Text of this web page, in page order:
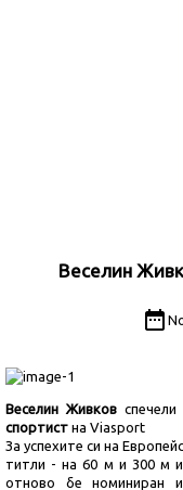
Веселин
Веселин Живков
спортист на Viasport
За успехите си на
титли - на 60 м и 300 м
отново бе номиниран